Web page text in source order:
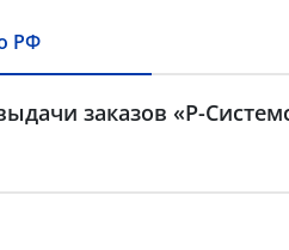
РФ
заказов «Р-